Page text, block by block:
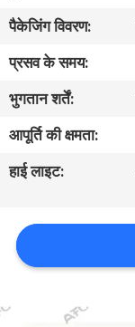
दौरा
गुणवत्ता
नियंत्रण
हमसे
करें
समाचार
पैकेजिंग विवरण:
प्रसव के समय:
भुगतान शर्तें:
आपूर्ति की क्षमता:
हाई लाइट: